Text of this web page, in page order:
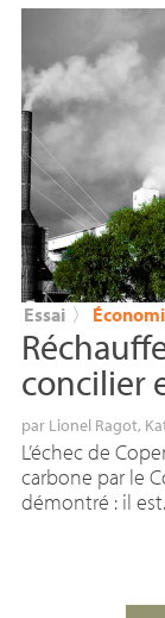
Essai 〉
concilier
par Lionel Ragot,
L’échec de
carbone par le
démontré : il